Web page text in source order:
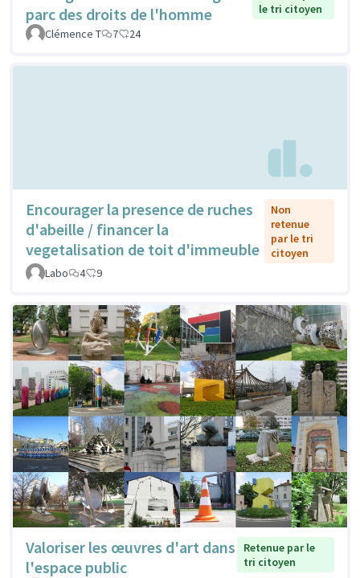
parc des droits de l'homme
le tri citoyen
Clémence T
7 24
Encourager la presence de ruches
d'abeille / financer la
vegetalisation de toit d'immeuble
Non
retenue
par le tri
citoyen
Labo
4 9
Valoriser les œuvres d'art dans
l'espace public
Retenue par le
tri citoyen